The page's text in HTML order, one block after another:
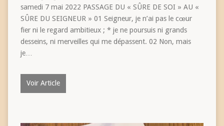
samedi 7 mai 2022 PASSAGE DU « SÛRE DE SOI » AU «
SÛRE DU SEIGNEUR » 01 Seigneur, je n’ai pas le cœur
fier ni le regard ambitieux ; * je ne poursuis ni grands
desseins, ni merveilles qui me dépassent. 02 Non, mais
je…
Voir Article